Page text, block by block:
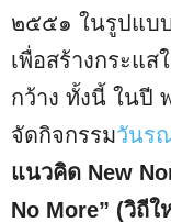
๒๕๕๑ ในรูปแบ
เพื่อสร้างกระแส
กว้าง ทั้งนี้ ในปี
จัดกิจกรรมวันร
แนวคิด New
No More” (วิถี